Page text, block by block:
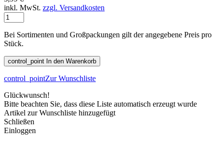
inkl. MwSt. zzgl. Versandkosten
Bei Sortimenten und Großpackungen gilt der angegebene Preis pro
Stück.
control_point In den Warenkorb
control_pointZur Wunschliste
Glückwunsch!
Bitte beachten Sie, dass diese Liste automatisch erzeugt wurde
Artikel zur Wunschliste hinzugefügt
Schließen
Einloggen